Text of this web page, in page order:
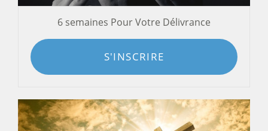
6 semaines Pour Votre Délivrance
S'INSCRIRE